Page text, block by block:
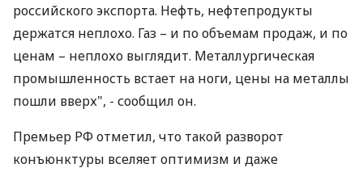
российского экспорта. Нефть, нефтепродукты
держатся неплохо. Газ – и по объемам продаж, и по
ценам – неплохо выглядит. Металлургическая
промышленность встает на ноги, цены на металлы
пошли вверх", - сообщил он.
Премьер РФ отметил, что такой разворот
конъюнктуры вселяет оптимизм и даже